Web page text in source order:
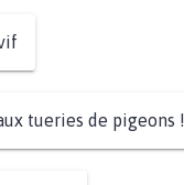
tueries de pigeons !